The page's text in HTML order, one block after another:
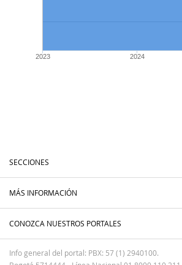
2023 2024
SECCIONES
MÁS INFORMACIÓN
CONOZCA NUESTROS PORTALES
Info general del portal: PBX: 57 (1) 2940100.